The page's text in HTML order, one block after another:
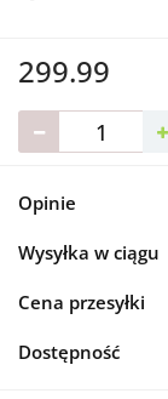
299.99
Opinie
Wysyłka w ciągu
Cena przesyłki
Dostępność